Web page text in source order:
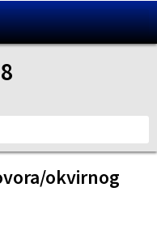
okvirnog